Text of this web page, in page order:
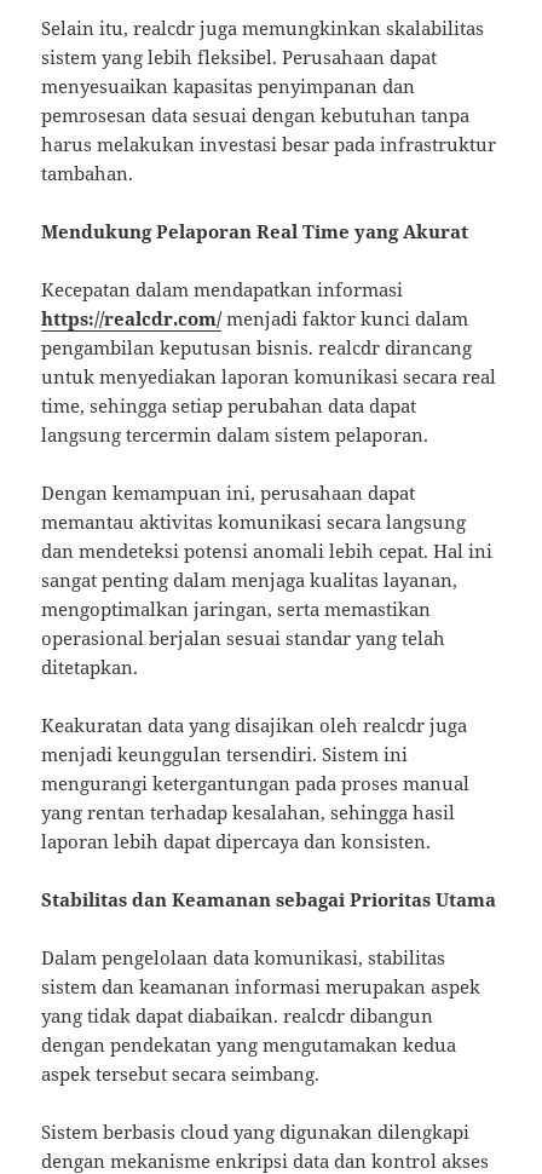
Selain itu, realcdr juga memungkinkan skalabilitas
sistem yang lebih fleksibel. Perusahaan dapat
menyesuaikan kapasitas penyimpanan dan
pemrosesan data sesuai dengan kebutuhan tanpa
harus melakukan investasi besar pada infrastruktur
tambahan.
Mendukung Pelaporan Real Time yang Akurat
Kecepatan dalam mendapatkan informasi
https://realcdr.com/menjadi faktor kunci dalam
pengambilan keputusan bisnis. realcdr dirancang
untuk menyediakan laporan komunikasi secara real
time, sehingga setiap perubahan data dapat
langsung tercermin dalam sistem pelaporan.
Dengan kemampuan ini, perusahaan dapat
memantau aktivitas komunikasi secara langsung
dan mendeteksi potensi anomali lebih cepat. Hal ini
sangat penting dalam menjaga kualitas layanan,
mengoptimalkan jaringan, serta memastikan
operasional berjalan sesuai standar yang telah
ditetapkan.
Keakuratan data yang disajikan oleh realcdr juga
menjadi keunggulan tersendiri. Sistem ini
mengurangi ketergantungan pada proses manual
yang rentan terhadap kesalahan, sehingga hasil
laporan lebih dapat dipercaya dan konsisten.
Stabilitas dan Keamanan sebagai Prioritas Utama
Dalam pengelolaan data komunikasi, stabilitas
sistem dan keamanan informasi merupakan aspek
yang tidak dapat diabaikan. realcdr dibangun
dengan pendekatan yang mengutamakan kedua
aspek tersebut secara seimbang.
Sistem berbasis cloud yang digunakan dilengkapi
dengan mekanisme enkripsi data dan kontrol akses